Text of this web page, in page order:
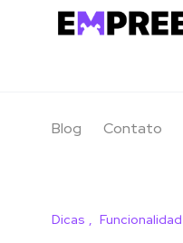
Blog Contato
Dicas